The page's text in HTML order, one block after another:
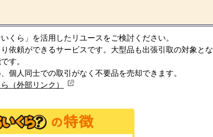
くら」を活用したリユースをご検討ください。
依頼ができるサービスです。大型品も出張引取の対象とな
す。
個人同士での取引がなく不要品を売却できます。
（外部リンク）